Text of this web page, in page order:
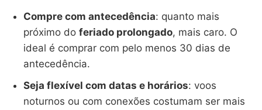
Compre com antecedência: quanto mais
próximo do feriado prolongado, mais caro. O
ideal é comprar com pelo menos 30 dias de
antecedência.
Seja flexível com datas e horários: voos
noturnos ou com conexões costumam ser mais